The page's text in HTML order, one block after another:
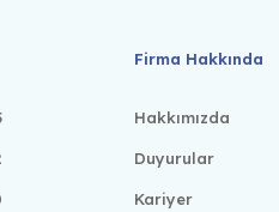
Firma Hakkında
Hakkımızda
Duyurular
Kariyer